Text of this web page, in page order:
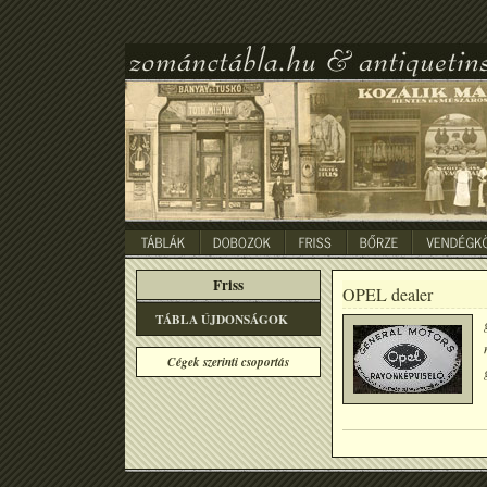
Friss
TÁBLA ÚJDONSÁGOK
Cégek szerinti csoportás
OPEL dealer